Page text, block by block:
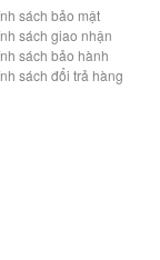
sách bảo mật
sách giao nhận
sách bảo hành
sách đổi trả hàng